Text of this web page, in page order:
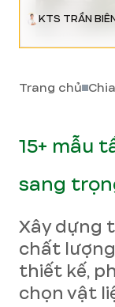
KTS TRẦN
Trang chủ
15+ mẫu
sang
Xây dựng
chất
thiết kế,
chọn vật